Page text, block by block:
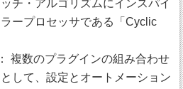
チ・アルゴリズムにインスパイ
ープロセッサである「Cyclic
複数のプラグインの組み合わせ
して、設定とオートメーション